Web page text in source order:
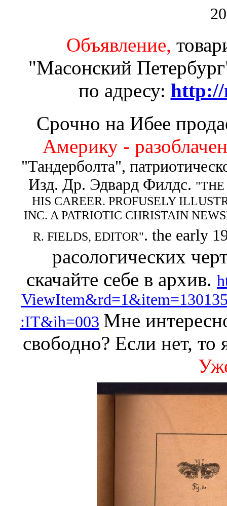
Объявление,
"Масонский
по адресу: http://
Срочно на Ибее
Америку -
"Тандерболта",
Изд. Др. Эдвард Филдс. "THE
HIS CAREER. PROFUSELY
INC. A PATRIOTIC CHRISTAIN
R. FIELDS, EDITOR". the early
расологических
скачайте себе в архив.
:IT&ih=003 Мне
свободно? Если нет, то